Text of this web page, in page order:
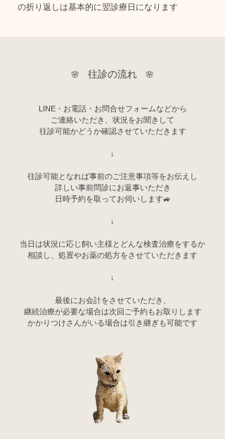
の折り返しは基本的に翌診療日になります​
🌸 往診の流れ 🌸
LINE・お電話・お問合せフォームなどから
ご連絡いただき、状況をお聞きして
往診可能かどうか確認させていただきます
↓
往診可能となれば事前のご注意事項等をお伝えし
詳しい事前問診にお返事いただき
日時予約を取ってお伺いします🚙
↓
当日は状況に応じ飼い主様とどんな検査​治療をするか
相談し、処置やお薬の処方をさせていただきます
​↓
最後にお会計をさせていただき、
​継続治療が必要な場合は次回ご予約もお取りします
​かかりつけさんがいる場合は引き継ぎも可能です